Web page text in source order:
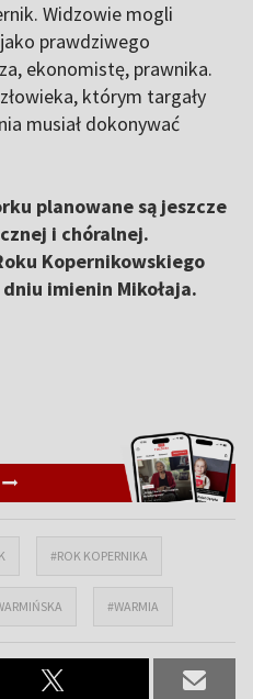
Widzowie mogli
prawdziwego
ekonomistę, prawnika.
którym targały
musiał dokonywać
planowane są jeszcze
i chóralnej.
Kopernikowskiego
imienin Mikołaja.
#ROK KOPERNIKA
#WARMIA